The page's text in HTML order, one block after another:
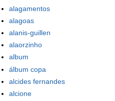
alagamentos
alagoas
alanis-guillen
alaorzinho
album
álbum copa
alcides fernandes
alcione